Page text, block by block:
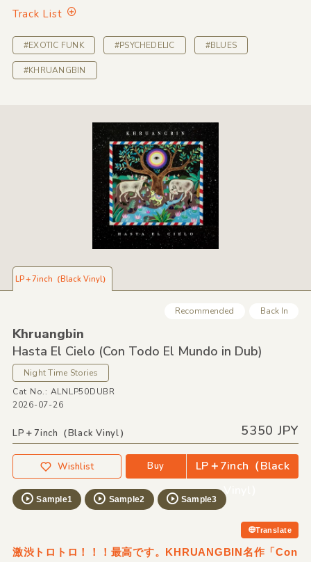
Track List
#EXOTIC FUNK #PSYCHEDELIC #BLUES
#KHRUANGBIN
LP＋7inch（Black Vinyl）
Recommended Back In
Khruangbin
Hasta El Cielo (Con Todo El Mundo in Dub)
Night Time Stories
Cat No.: ALNLP50DUBR
2026-07-26
LP＋7inch（Black Vinyl） 5350 JPY
Wishlist Buy
LP＋7inch（Black
Vinyl）
Sample1 Sample2 Sample3
Translate
激渋トロトロ！！！最高です。KHRUANGBIN名作「Con